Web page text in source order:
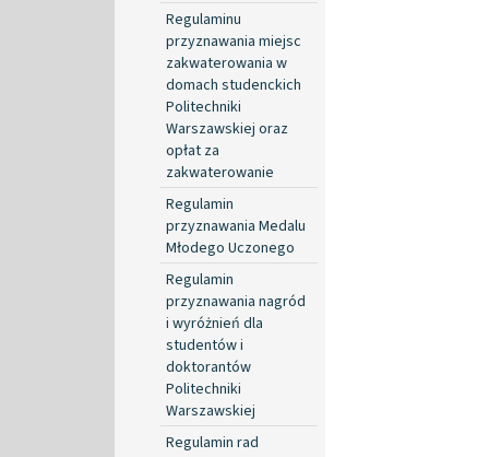
Regulaminu
przyznawania miejsc
zakwaterowania w
domach studenckich
Politechniki
Warszawskiej oraz
opłat za
zakwaterowanie
Regulamin
przyznawania Medalu
Młodego Uczonego
Regulamin
przyznawania nagród
i wyróżnień dla
studentów i
doktorantów
Politechniki
Warszawskiej
Regulamin rad